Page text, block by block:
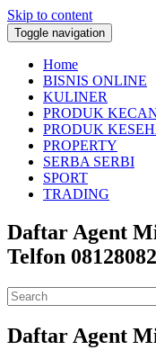
Skip to content
Toggle navigation
Home
BISNIS ONLINE
KULINER
PRODUK
PRODUK
PROPERTY
SERBA SERBI
SPORT
TRADING
Daftar Agent
Telfon
Daftar Agent